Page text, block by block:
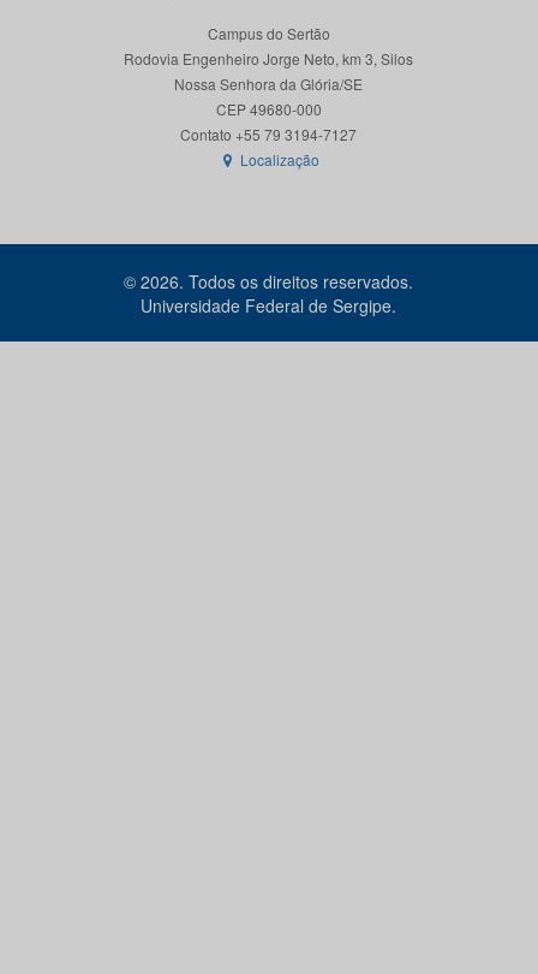
Campus do Sertão
Rodovia Engenheiro Jorge Neto, km 3, Silos
Nossa Senhora da Glória/SE
CEP 49680-000
Localização
© 2026. Todos os direitos reservados.
Universidade Federal de Sergipe.